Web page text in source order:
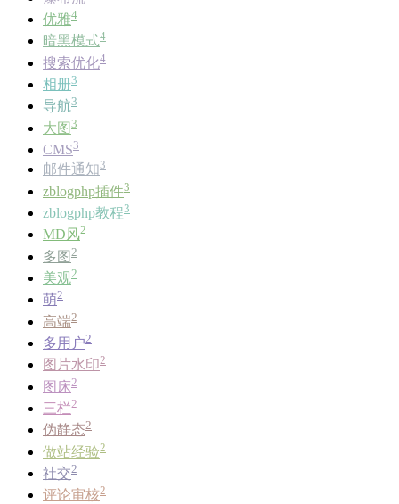
优雅4
暗黑模式4
搜索优化4
相册3
导航3
大图 3
CMS3
邮件通知3
zblogphp插件3
zblogphp教程3
MD风2
多图 2
美观2
萌2
高端2
多用户2
图片水印2
图床2
三栏2
伪静态2
做站经验2
社交2
评论审核2